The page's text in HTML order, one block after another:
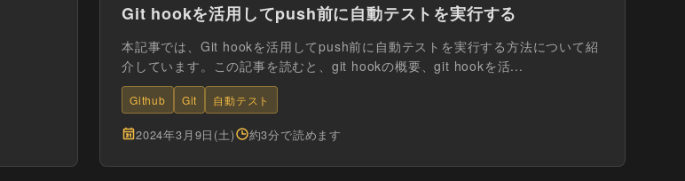
Git hookを活用してpush前に自動テストを実行する
本記事では、Git hookを活用してpush前に自動テストを実行する方法について紹
介しています。この記事を読むと、git hookの概要、git hookを活...
Github Git 自動テスト
2024年3月9日(土) 約3分で読めます